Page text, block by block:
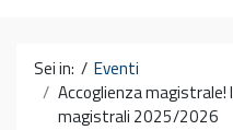
Sei in: / Eventi
Accoglienza
magistrali 2025/2026